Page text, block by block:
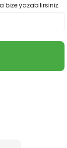
bize yazabilirsiniz.